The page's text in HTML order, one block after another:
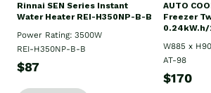
Rinnai SEN Series Instant
Water Heater REI-H350NP-B-B
Power Rating: 3500W
REI-H350NP-B-B
$87
AUTO
Freezer
0.24kW.h/
W885 x
AT-98
$170